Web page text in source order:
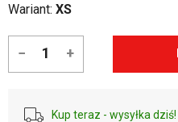
Wariant: XS
− +
Kup teraz - wysyłka dziś!